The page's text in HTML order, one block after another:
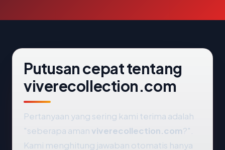
Putusan cepat tentang
viverecollection.com
Pertanyaan yang sering kami terima adalah
"seberapa aman viverecollection.com?".
Kami menghitung jawaban otomatis hanya